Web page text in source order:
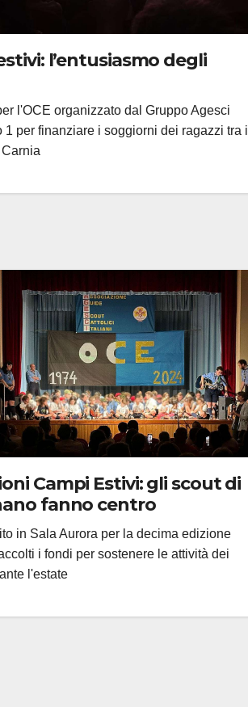
l’entusiasmo degli
l'OCE organizzato dal Gruppo Agesci
1 per finanziare i soggiorni dei ragazzi tra i
Campi Estivi: gli scout di
fanno centro
in Sala Aurora per la decima edizione
i fondi per sostenere le attività dei
l'estate